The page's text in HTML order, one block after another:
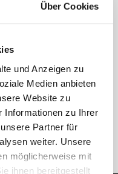
Über Cookies
und Anzeigen zu
Medien anbieten
Website zu
Informationen zu Ihrer
Partner für
weiter. Unsere
möglicherweise mit
ihnen bereitgestellt
Jahr 2021